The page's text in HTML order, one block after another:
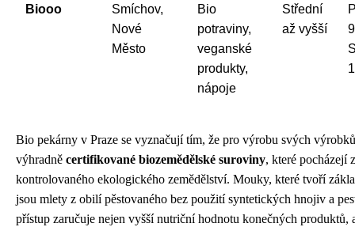
Biooo
Smíchov,
Nové
Město
Bio
potraviny,
veganské
produkty,
nápoje
Střední
až vyšší
Bio pekárny v Praze se vyznačují tím, že pro výrobu svých
výhradně certifikované biozemědělské suroviny, které pocházejí z
kontrolovaného ekologického zemědělství. Mouky, které tvoří
jsou mlety z obilí pěstovaného bez použití syntetických hnojiv a
přístup zaručuje nejen vyšší nutriční hodnotu konečných produktů,